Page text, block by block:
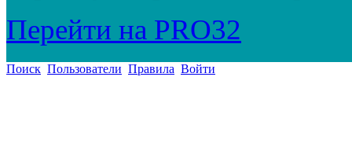
Перейти на PRO32
Поиск Пользователи Правила Войти